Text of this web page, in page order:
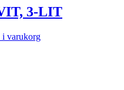
3-LIT
varukorg